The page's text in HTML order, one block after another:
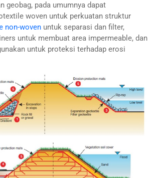
geobag, pada umumnya dapat
woven untuk perkuatan struktur
non-wovenuntuk separasi dan filter,
untuk membuat area impermeable, dan
untuk proteksi terhadap erosi